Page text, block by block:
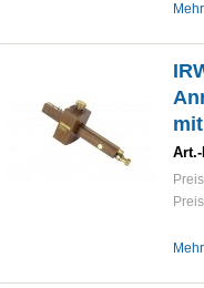
Art.-